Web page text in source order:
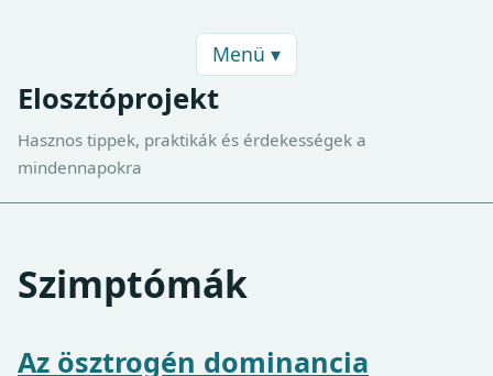
Menü ▾
Elosztóprojekt
Hasznos tippek, praktikák és érdekességek a
mindennapokra
Szimptómák
Az ösztrogén dominancia